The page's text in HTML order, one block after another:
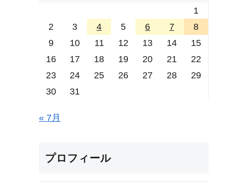
1
2
3 4 5 6 7
8
9
10 11 12 13 14
15
16
17 18 19 20 21
22
23
24 25 26 27 28
29
30
31
« 7月
プロフィール